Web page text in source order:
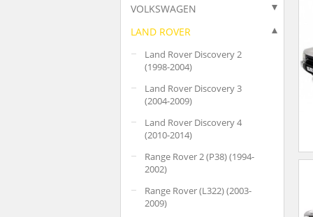
VOLKSWAGEN
LAND ROVER
Land Rover Discovery 2
(1998-2004)
Land Rover Discovery 3
(2004-2009)
Land Rover Discovery 4
(2010-2014)
Range Rover 2 (P38) (1994-
2002)
Range Rover (L322) (2003-
2009)